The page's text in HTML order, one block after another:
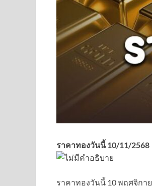
ราคาทองวันนี้ 10/11/2568
ราคาทองวันนี้ 10 พฤศจิกา